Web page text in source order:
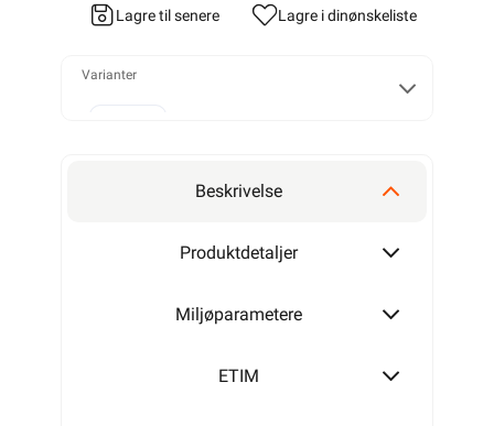
Lagre til senere Lagre i dinønskeliste
Varianter
16MM
Beskrivelse
Produktdetaljer
Miljøparametere
ETIM